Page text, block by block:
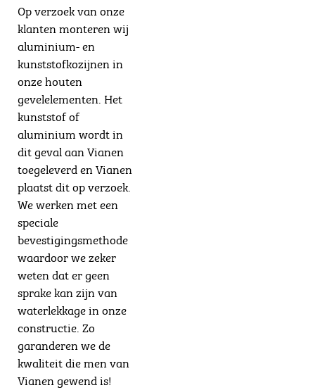
Op verzoek van onze
klanten monteren wij
aluminium- en
kunststofkozijnen in
onze houten
gevelelementen. Het
kunststof of
aluminium wordt in
dit geval aan Vianen
toegeleverd en Vianen
plaatst dit op verzoek.
We werken met een
speciale
bevestigingsmethode
waardoor we zeker
weten dat er geen
sprake kan zijn van
waterlekkage in onze
constructie. Zo
garanderen we de
kwaliteit die men van
Vianen gewend is!